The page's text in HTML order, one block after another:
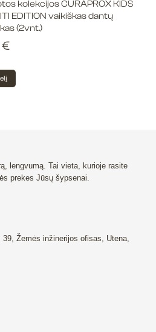
kolekcijos CURAPROX KIDS
EDITION vaikiškas dantų
(2vnt.)
€
lengvumą. Tai vieta, kurioje rasite
prekes Jūsų šypsenai.
Žemės inžinerijos ofisas, Utena,